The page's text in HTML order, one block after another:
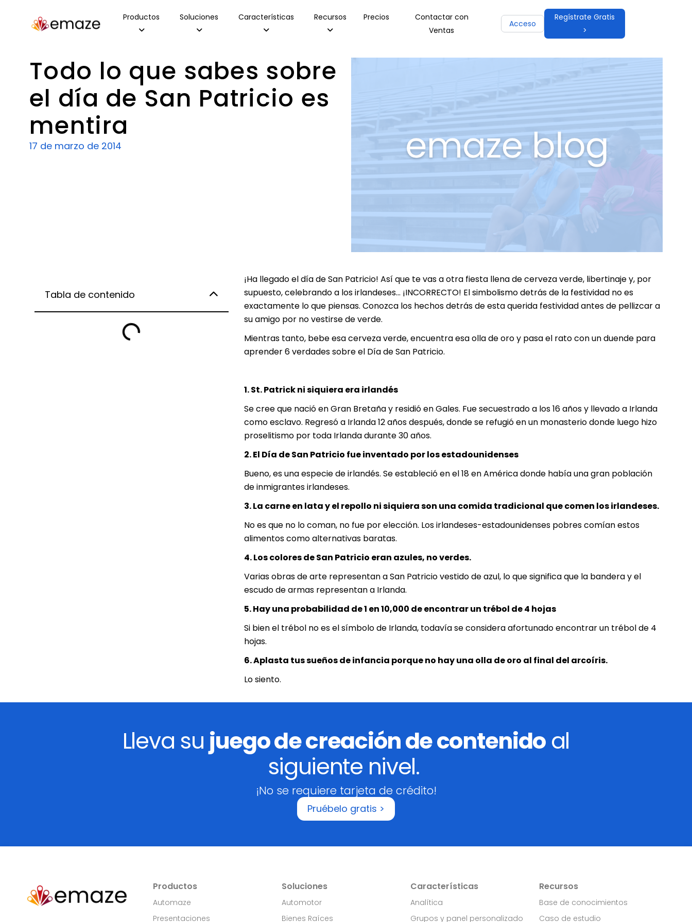
Productos Soluciones Características Recursos Precios
Contactar con
Ventas
Acceso
Regístrate Gratis
>
Todo lo que sabes sobre
el día de San Patricio es
mentira
17 de marzo de 2014
Tabla de contenido
¡Ha llegado el día de San Patricio! Así que te vas a otra fiesta llena de cerveza verde, libertinaje y, por
supuesto, celebrando a los irlandeses... ¡INCORRECTO! El simbolismo detrás de la festividad no es
exactamente lo que piensas. Conozca los hechos detrás de esta querida festividad antes de pellizcar a
su amigo por no vestirse de verde.
Mientras tanto, bebe esa cerveza verde, encuentra esa olla de oro y pasa el rato con un duende para
aprender 6 verdades sobre el Día de San Patricio.
1. St. Patrick ni siquiera era irlandés
Se cree que nació en Gran Bretaña y residió en Gales. Fue secuestrado a los 16 años y llevado a Irlanda
como esclavo. Regresó a Irlanda 12 años después, donde se refugió en un monasterio donde luego hizo
proselitismo por toda Irlanda durante 30 años.
2. El Día de San Patricio fue inventado por los estadounidenses
Bueno, es una especie de irlandés. Se estableció en el 18 en América donde había una gran población
de inmigrantes irlandeses.
3. La carne en lata y el repollo ni siquiera son una comida tradicional que comen los irlandeses.
No es que no lo coman, no fue por elección. Los irlandeses-estadounidenses pobres comían estos
alimentos como alternativas baratas.
4. Los colores de San Patricio eran azules, no verdes.
Varias obras de arte representan a San Patricio vestido de azul, lo que significa que la bandera y el
escudo de armas representan a Irlanda.
5. Hay una probabilidad de 1 en 10,000 de encontrar un trébol de 4 hojas
Si bien el trébol no es el símbolo de Irlanda, todavía se considera afortunado encontrar un trébol de 4
hojas.
6. Aplasta tus sueños de infancia porque no hay una olla de oro al final del arcoíris.
Lo siento.
Lleva su juego de creación de contenido al
siguiente nivel.
¡No se requiere tarjeta de crédito!
Pruébelo gratis >
Productos
Automaze
Presentaciones
Soluciones
Automotor
Bienes Raíces
Características
Analítica
Grupos y panel personalizado
Recursos
Base de conocimientos
Caso de estudio